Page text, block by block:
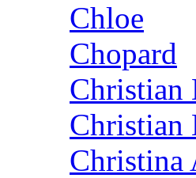
Chloe
Chopard
Christian
Christian
Christina